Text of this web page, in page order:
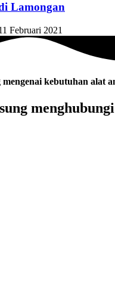
Lamongan
Februari 2021
kebutuhan alat